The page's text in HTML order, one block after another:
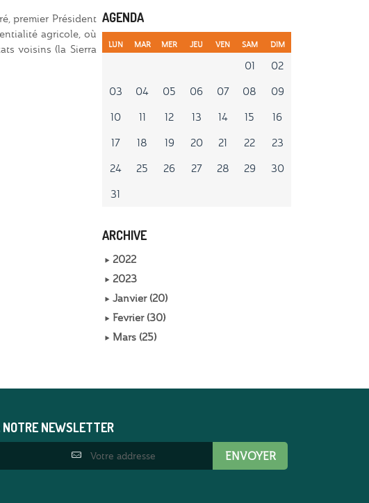
premier Président
agricole, où
voisins (la Sierra
AGENDA
LUN MAR MER JEU VEN SAM DIM
01
02
03
04 05 06 07 08
09
10
11 12 13 14 15
16
17
18 19 20 21 22
23
24
25 26 27 28 29
30
31
ARCHIVE
2022
2023
Janvier (20)
Fevrier (30)
Mars (25)
NOTRE NEWSLETTER